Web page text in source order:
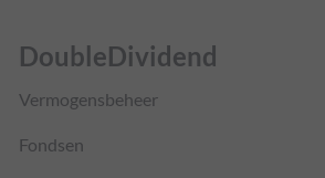
DoubleDividend
Vermogensbeheer
Fondsen